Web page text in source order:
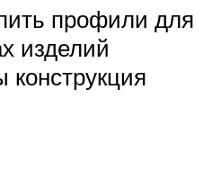
профили для
изделий